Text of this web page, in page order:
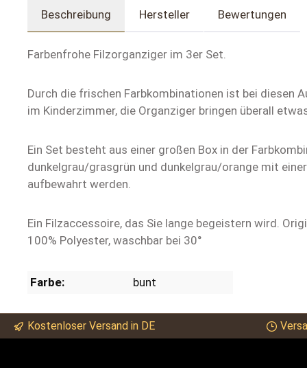
Beschreibung Hersteller Bewertungen
Farbenfrohe Filzorganziger im 3er Set.
Durch die frischen Farbkombinationen ist bei diesen
im Kinderzimmer, die Organziger bringen überall
Ein Set besteht aus einer großen Box in der
dunkelgrau/grasgrün und dunkelgrau/orange mit
aufbewahrt werden.
Ein Filzaccessoire, das Sie lange begeistern wird.
100% Polyester, waschbar bei 30°
Farbe: bunt
Kostenloser Versand in DE